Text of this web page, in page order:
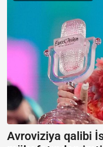
Avroviziya qalibi